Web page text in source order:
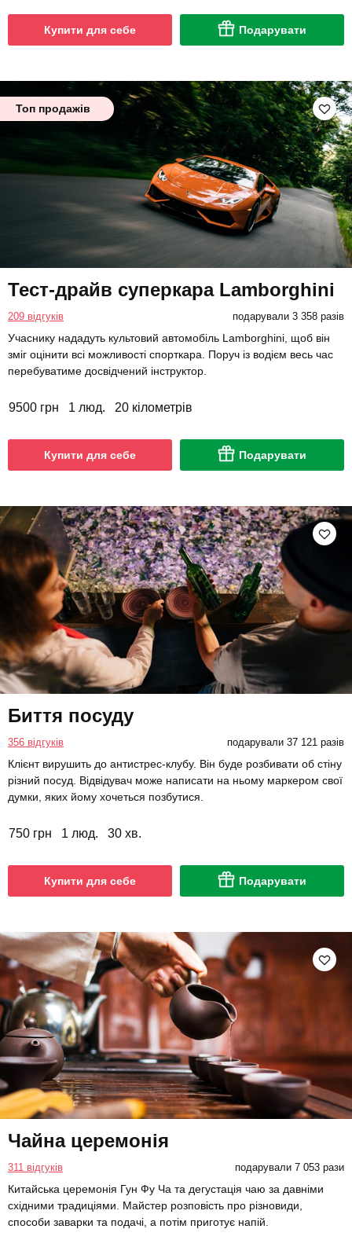
Купити для себе Подарувати
Топ продажів
Тест-драйв суперкара Lamborghini
209 відгуків подарували 3 358 разів
Учаснику нададуть культовий автомобіль Lamborghini, щоб він
зміг оцінити всі можливості спорткара. Поруч із водієм весь час
перебуватиме досвідчений інструктор.
9500 грн 1 люд. 20 кілометрів
Купити для себе Подарувати
Биття посуду
356 відгуків подарували 37 121 разів
Клієнт вирушить до антистрес-клубу. Він буде розбивати об стіну
різний посуд. Відвідувач може написати на ньому маркером свої
думки, яких йому хочеться позбутися.
750 грн 1 люд. 30 хв.
Купити для себе Подарувати
Чайна церемонія
311 відгуків подарували 7 053 рази
Китайська церемонія Гун Фу Ча та дегустація чаю за давніми
східними традиціями. Майстер розповість про різновиди,
способи заварки та подачі, а потім приготує напій.